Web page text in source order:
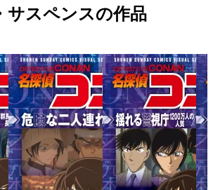
サスペンスの作品